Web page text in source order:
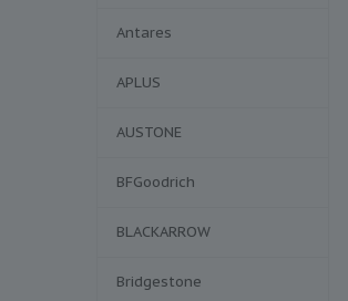
Antares
APLUS
AUSTONE
BFGoodrich
BLACKARROW
Bridgestone